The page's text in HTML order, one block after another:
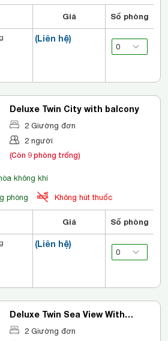
Giá Số phòng
(Liên hệ)
Deluxe Twin City with balcony
2 Giường đơn
2 người
(Còn 9 phòng trống)
không khí
phòng Không hút thuốc
Giá Số phòng
(Liên hệ)
Deluxe Twin Sea View With
Balcony
2 Giường đơn